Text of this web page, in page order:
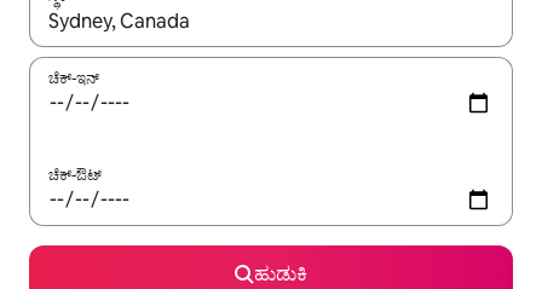
ಫಲಿತಾಂಶಗಳು ಲಭ್ಯವಿರುವಾಗ, ಅಪ್ ಮತ್ತು ಡೌನ್ ಬಾಣದ ಕೀಲಿಗಳೊಂದಿಗೆ
ಚೆಕ್-ಇನ್
ಚೆಕ್-ಔಟ್
ಹುಡುಕಿ